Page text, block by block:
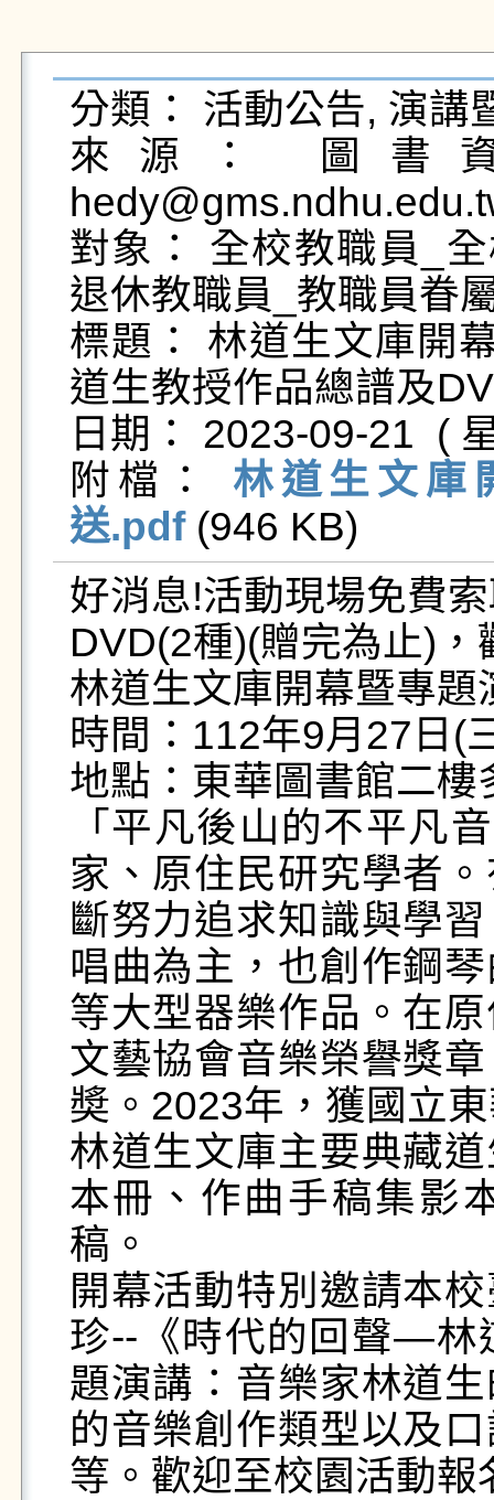
分類： 活動公告, 演講
來源： 圖書
對象： 全校教職員_
退休教職員_教職員眷
標題： 林道生文庫開
道生教授作品總譜及
日期： 2023-09-21  (
附檔： 林道生文庫
送.pdf (946 KB)
好消息!活動現場免費
DVD(2種)(贈完為止)，
林道生文庫開幕暨專題
時間：112年9月27日(
地點：東華圖書館二
「平凡後山的不平凡
家、原住民研究學者
斷努力追求知識與學
唱曲為主，也創作鋼
等大型器樂作品。在
文藝協會音樂榮譽獎
奬。2023年，獲國立
林道生文庫主要典藏
本冊、作曲手稿集影
稿。
開幕活動特別邀請本
珍--《時代的回聲—林
題演講：音樂家林道
的音樂創作類型以及
等。歡迎至校園活動報